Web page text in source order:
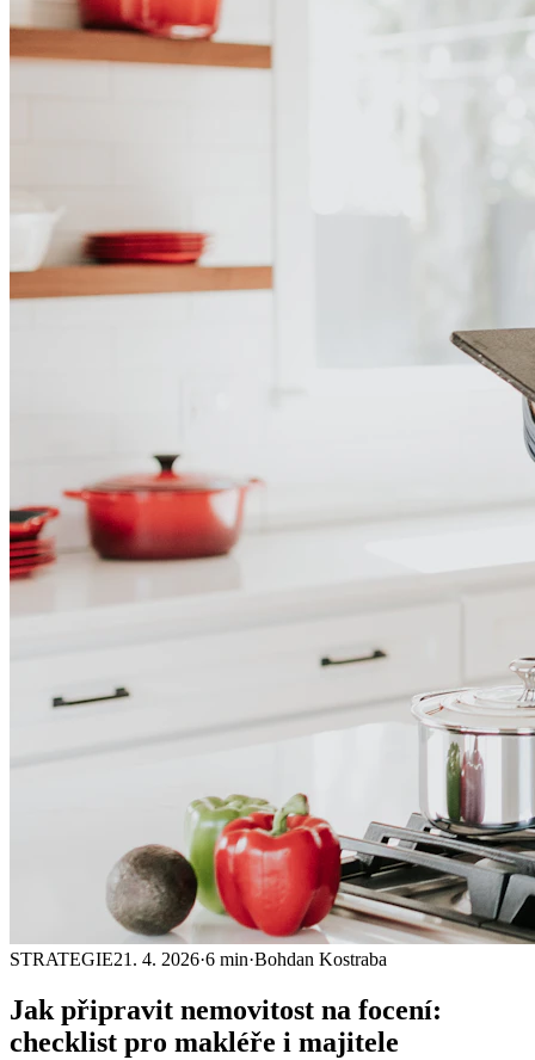
STRATEGIE21. 4. 2026·6 min·Bohdan Kostraba
Jak připravit nemovitost na focení:
checklist pro makléře i majitele